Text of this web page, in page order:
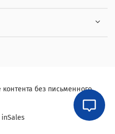
без письменного